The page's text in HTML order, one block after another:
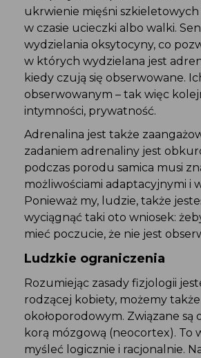
ukrwienie mięśni
w czasie ucieczki albo walki.
wydzielania oksytocyny, co
w których wydzielana jest
kiedy czują się obserwowane.
obserwowanym – tak więc
intymności, prywatność.
Adrenalina jest także
zadaniem adrenaliny jest
podczas porodu samica musi
możliwościami adaptacyjnymi i
Ponieważ my, ludzie, także
wyciągnąć taki oto wniosek:
mieć poczucie, że nie jest
Ludzkie ograniczenia
Rozumiejąc zasady fizjologii
rodzącej kobiety, możemy
okołoporodowym. Związane
korą mózgową (neocortex). To
myśleć logicznie i racjonalnie.